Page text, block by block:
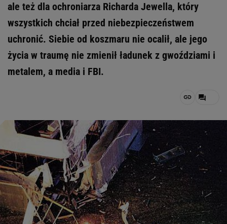
ale też dla ochroniarza Richarda Jewella, który
wszystkich chciał przed niebezpieczeństwem
uchronić. Siebie od koszmaru nie ocalił, ale jego
życia w traumę nie zmienił ładunek z gwoździami i
metalem, a media i FBI.